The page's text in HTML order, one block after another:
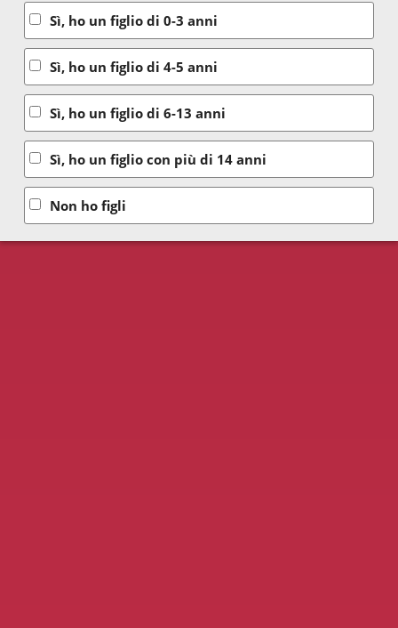
Sì, ho un figlio di 0-3 anni
Sì, ho un figlio di 4-5 anni
Sì, ho un figlio di 6-13 anni
Sì, ho un figlio con più di 14 anni
Non ho figli